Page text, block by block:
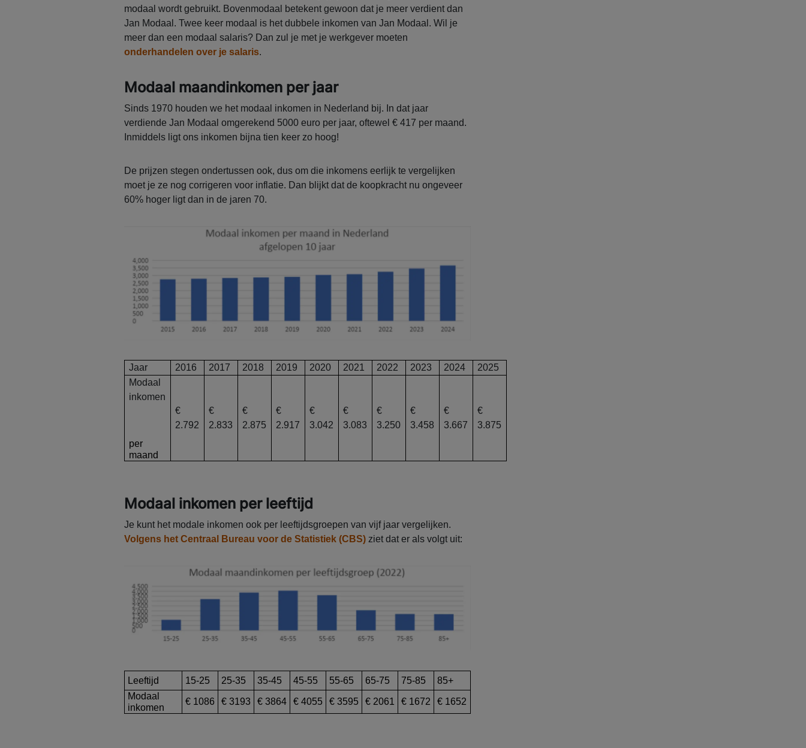
modaal wordt gebruikt. Bovenmodaal betekent gewoon dat je meer verdient dan
Jan Modaal. Twee keer modaal is het dubbele inkomen van Jan Modaal. Wil je
meer dan een modaal salaris? Dan zul je met je werkgever moeten
onderhandelen over je salaris.
Modaal maandinkomen per jaar
Sinds 1970 houden we het modaal inkomen in Nederland bij. In dat jaar
verdiende Jan Modaal omgerekend 5000 euro per jaar, oftewel € 417 per maand.
Inmiddels ligt ons inkomen bijna tien keer zo hoog!
De prijzen stegen ondertussen ook, dus om die inkomens eerlijk te vergelijken
moet je ze nog corrigeren voor inflatie. Dan blijkt dat de koopkracht nu ongeveer
60% hoger ligt dan in de jaren 70.
Jaar 2016 2017 2018 2019 2020 2021 2022 2023 2024
2025
Modaal
inkomen
per
maand
€
2.792
€
2.833
€
2.875
€
2.917
€
3.042
€
3.083
€
3.250
€
3.458
€
3.667
€
3.875
Modaal inkomen per leeftijd
Je kunt het modale inkomen ook per leeftijdsgroepen van vijf jaar vergelijken.
Volgens het Centraal Bureau voor de Statistiek (CBS) ziet dat er als volgt uit:
Leeftijd 15-25 25-35 35-45 45-55 55-65 65-75 75-85
85+
Modaal
inkomen
€ 1086 € 3193 € 3864 € 4055 € 3595 € 2061 € 1672 € 1652